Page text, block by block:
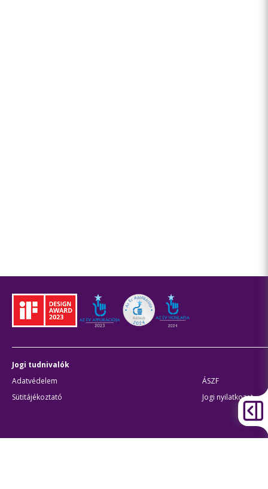
Jogi tudnivalók
Adatvédelem
ÁSZF
Sütitájékoztató
Jogi nyilatkozat